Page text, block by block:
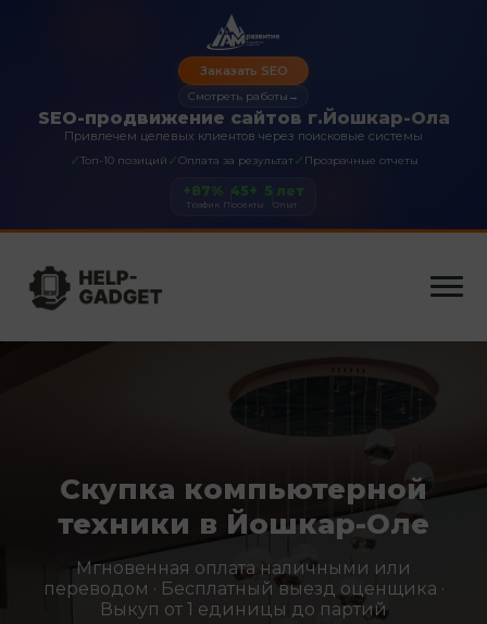
SEO-продвижение сайтов г.Йошкар-Ола
Привлечем целевых клиентов через поисковые системы
✓Топ-10 позиций ✓Оплата за результат✓ Прозрачные отчеты
Заказать SEO
Смотреть работы →
+87%
Трафик
45+
Проекты
5 лет
Опыт
Скупка компьютерной
техники в Йошкар-Оле
Мгновенная оплата наличными или
переводом · Бесплатный выезд оценщика ·
Выкуп от 1 единицы до партий